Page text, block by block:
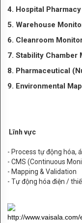
Data
centers
của
point
Moisture
oil
4. Hospital
5. Warehouse
6. Cleanroom
7. Stability Chamber
8. Pharmaceutical
9. Environmental
Lĩnh vực
- Process tự động hóa,
- CMS (Continuous
- Mapping & Validation
- Tự động hóa điện /
http://